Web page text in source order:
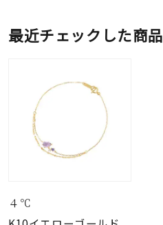
最近チェックした商品
４℃